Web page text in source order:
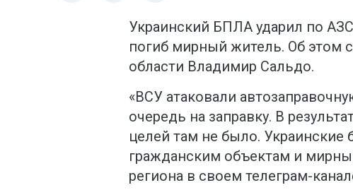
Украинский БПЛА ударил по АЗС
погиб мирный житель. Об этом
области Владимир Сальдо.
«ВСУ атаковали
очередь на заправку. В
целей там не было. Украинские
гражданским объектам и
региона в своем телеграм-